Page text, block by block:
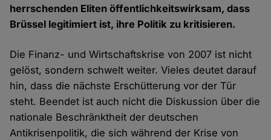
herrschenden Eliten öffentlichkeitswirksam, dass
Brüssel legitimiert ist, ihre Politik zu kritisieren.
Die Finanz- und Wirtschaftskrise von 2007 ist nicht
gelöst, sondern schwelt weiter. Vieles deutet darauf
hin, dass die nächste Erschütterung vor der Tür
steht. Beendet ist auch nicht die Diskussion über die
nationale Beschränktheit der deutschen
Antikrisenpolitik, die sich während der Krise von